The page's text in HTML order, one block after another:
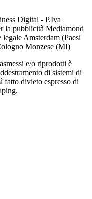
Digital - P.Iva
la pubblicità Mediamond
Amsterdam (Paesi
Monzese (MI)
e/o riprodotti è
di sistemi di
fatto divieto espresso di